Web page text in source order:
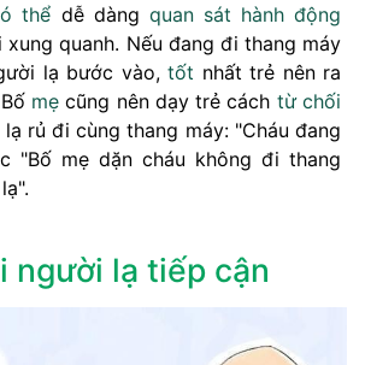
thể dễ dàng quan sát hành động
xung quanh. Nếu đang đi thang máy
lạ bước vào,tốt nhất trẻ nên ra
mẹ cũng nên dạy trẻ cách từ chối
rủ đi cùng thang máy: "Cháu đang
"Bố mẹ dặn cháu không đi thang
người lạ tiếp cận